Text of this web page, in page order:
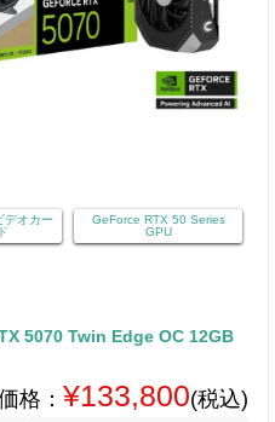
デオカー
ド
GeForce RTX 50 Series
GPU
5070 Twin Edge OC 12GB
格： ¥133,800(税込)